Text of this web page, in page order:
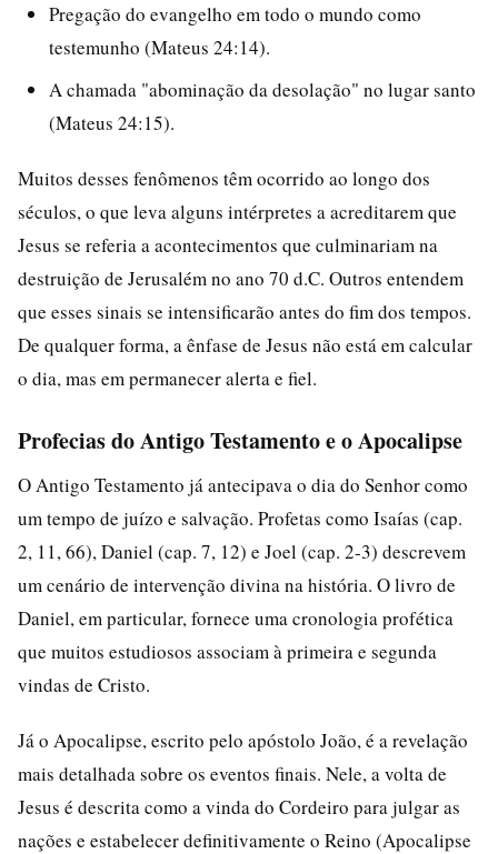
Pregação do evangelho em todo o mundo como
testemunho (Mateus 24:14).
A chamada "abominação da desolação" no lugar santo
(Mateus 24:15).
Muitos desses fenômenos têm ocorrido ao longo dos
séculos, o que leva alguns intérpretes a acreditarem que
Jesus se referia a acontecimentos que culminariam na
destruição de Jerusalém no ano 70 d.C. Outros entendem
que esses sinais se intensificarão antes do fim dos tempos.
De qualquer forma, a ênfase de Jesus não está em calcular
o dia, mas em permanecer alerta e fiel.
Profecias do Antigo Testamento e o Apocalipse
O Antigo Testamento já antecipava o dia do Senhor como
um tempo de juízo e salvação. Profetas como Isaías (cap.
2, 11, 66), Daniel (cap. 7, 12) e Joel (cap. 2-3) descrevem
um cenário de intervenção divina na história. O livro de
Daniel, em particular, fornece uma cronologia profética
que muitos estudiosos associam à primeira e segunda
vindas de Cristo.
Já o Apocalipse, escrito pelo apóstolo João, é a revelação
mais detalhada sobre os eventos finais. Nele, a volta de
Jesus é descrita como a vinda do Cordeiro para julgar as
nações e estabelecer definitivamente o Reino (Apocalipse